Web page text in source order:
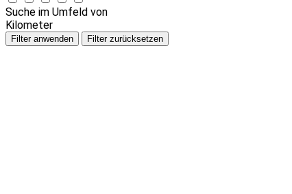
Suche im Umfeld von
Kilometer
Filter anwenden Filter zurücksetzen